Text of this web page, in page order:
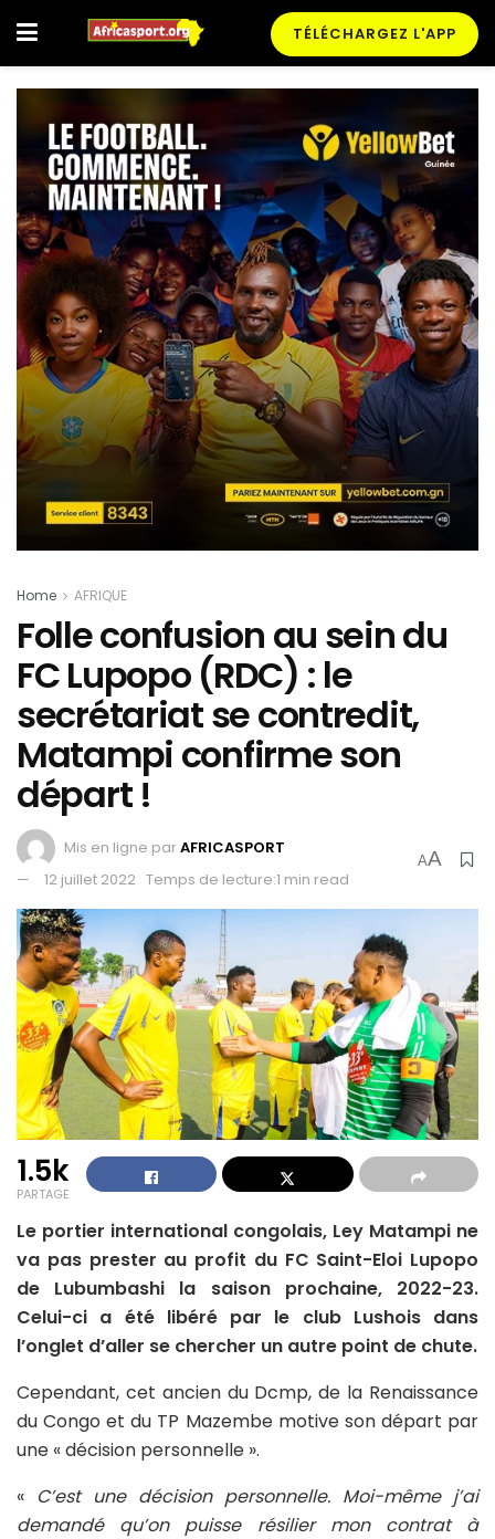
TÉLÉCHARGEZ L'APP
Home AFRIQUE
Folle confusion au sein du
FC Lupopo (RDC) : le
secrétariat se contredit,
Matampi confirme son
départ !
Mis en ligne parAFRICASPORT
12 juillet 2022 Temps de lecture:1 min read
AA
1.5k
PARTAGE
Le portier international congolais, Ley Matampi ne
va pas prester au profit du FC Saint-Eloi Lupopo
de Lubumbashi la saison prochaine, 2022-23.
Celui-ci a été libéré par le club Lushois dans
l’onglet d’aller se chercher un autre point de chute.
Cependant, cet ancien du Dcmp, de la Renaissance
du Congo et du TP Mazembe motive son départ par
une « décision personnelle ».
« C’est une décision personnelle. Moi-même j’ai
demandé qu’on puisse résilier mon contrat à